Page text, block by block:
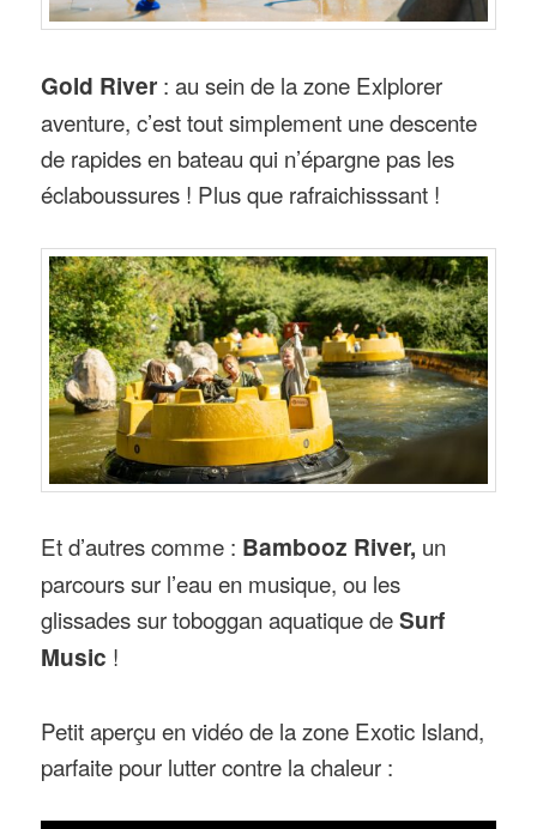
Gold River : au sein de la zone Exlplorer
aventure, c’est tout simplement une descente
de rapides en bateau qui n’épargne pas les
éclaboussures ! Plus que rafraichisssant !
Et d’autres comme : Bambooz River, un
parcours sur l’eau en musique, ou les
glissades sur toboggan aquatique deSurf
Music !
Petit aperçu en vidéo de la zone Exotic Island,
parfaite pour lutter contre la chaleur :